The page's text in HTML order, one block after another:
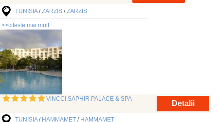
TUNISIA/ZARZIS/ZARZIS
>>citeste mai mult
VINCCI SAPHIR PALACE & SPA
Detalii
TUNISIA/ HAMMAMET / HAMMAMET